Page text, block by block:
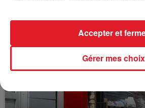
FIL D'ACTUS
Gérer mes choix
Accepter et